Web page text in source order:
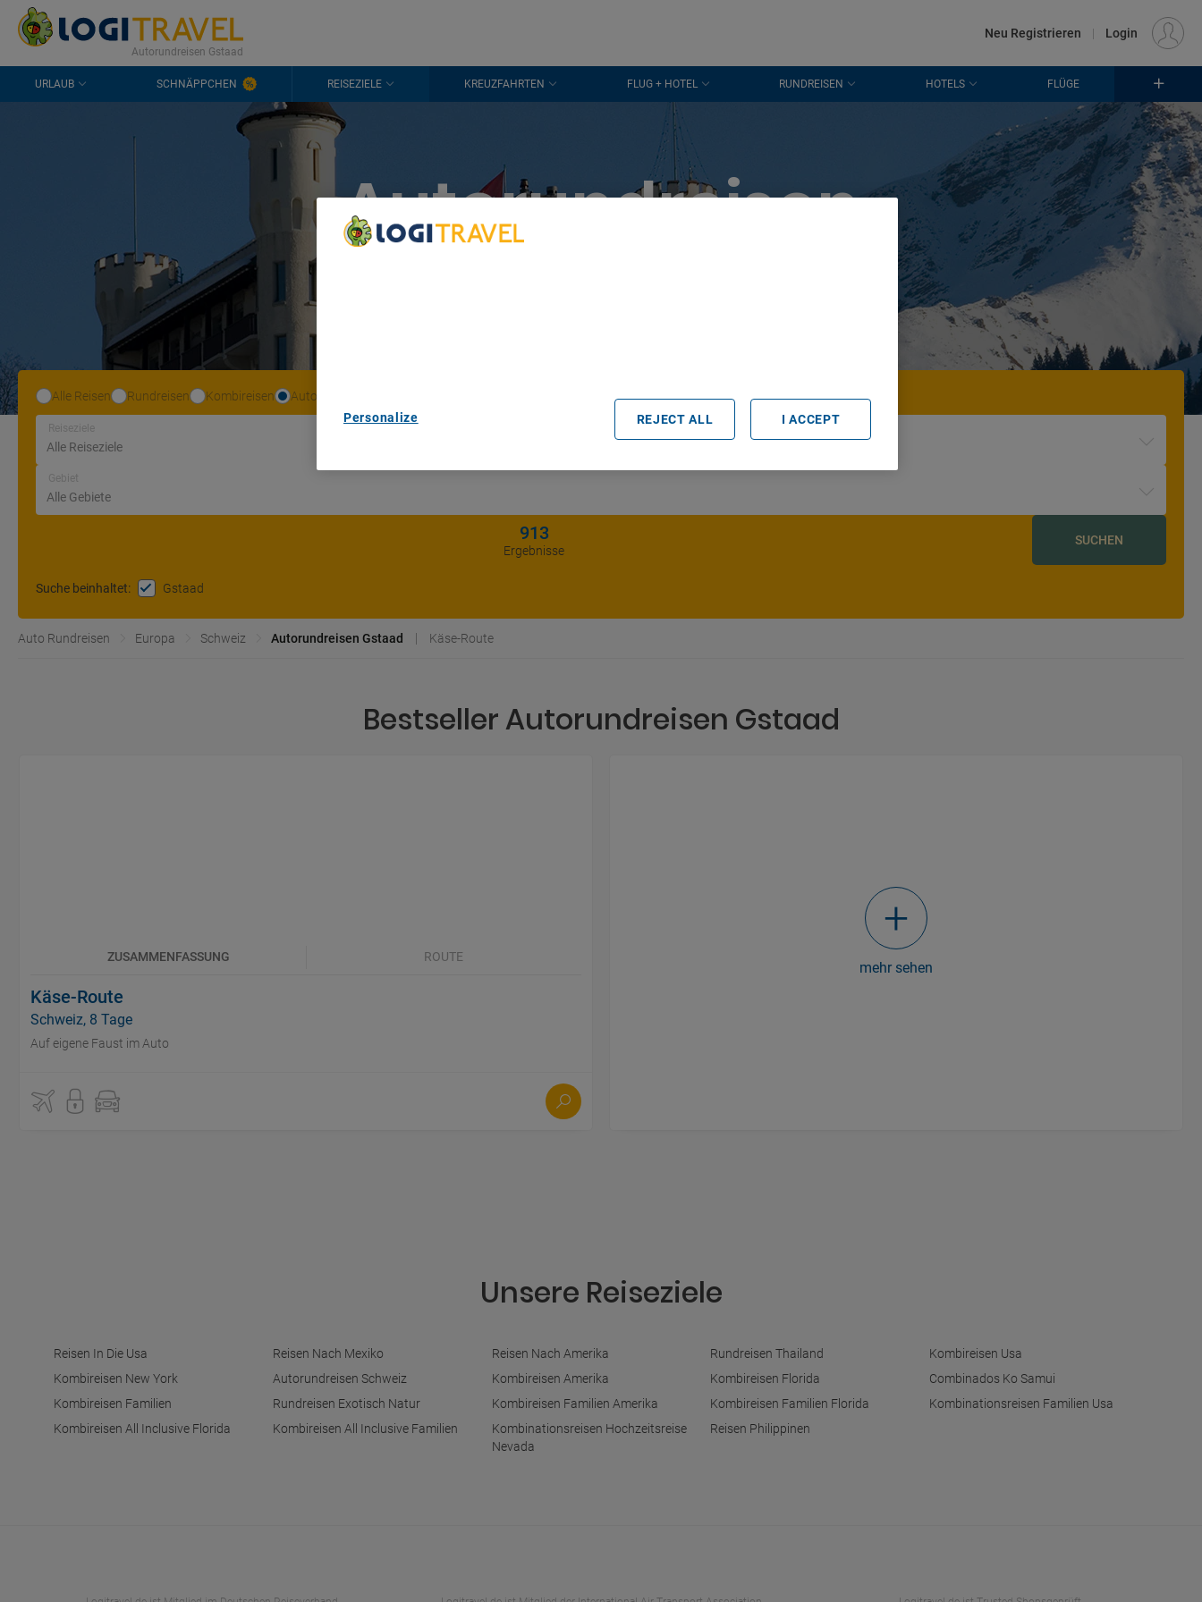
KONTAKT HÄUFIGE FRAGEN 0298 1909 3897 EUR
Autorundreisen Gstaad
Neu Registrieren | Login
URLAUB SCHNÄPPCHEN REISEZIELE KREUZFAHRTEN FLUG + HOTEL RUNDREISEN HOTELS FLÜGE
Autorundreisen
Gstaad
Alle Reisen Rundreisen Kombireisen Autoreisen
Reiseziele
Gebiet
913
Ergebnisse
SUCHEN
Suche beinhaltet: Gstaad
Auto Rundreisen Europa Schweiz Autorundreisen Gstaad Käse-Route
Bestseller Autorundreisen Gstaad
ZUSAMMENFASSUNG ROUTE
Käse-Route
Schweiz, 8 Tage
Auf eigene Faust im Auto
mehr sehen
Unsere Reiseziele
Reisen In Die Usa Reisen Nach Mexiko Reisen Nach Amerika Rundreisen Thailand
Kombireisen Usa
Kombireisen New York
Autorundreisen Schweiz Kombireisen Amerika Kombireisen Florida
Combinados Ko Samui
Kombireisen Familien
Rundreisen Exotisch Natur Kombireisen Familien Amerika Kombireisen Familien Florida
Kombinationsreisen Familien Usa
Kombireisen All Inclusive Florida
Kombireisen All Inclusive Familien
Kombinationsreisen Hochzeitsreise
Nevada
Reisen Philippinen
Personalize REJECT ALL I ACCEPT